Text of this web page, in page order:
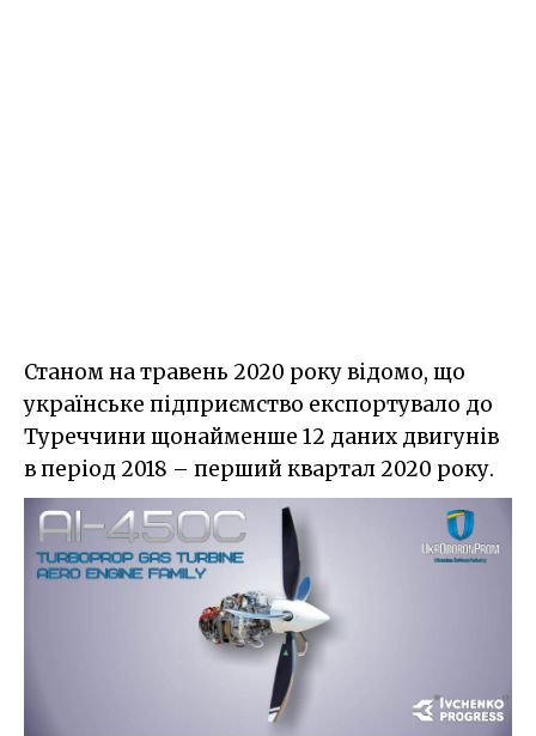
Станом на травень 2020 року відомо, що
українське підприємство експортувало до
Туреччини щонайменше 12 даних двигунів
в період 2018 – перший квартал 2020 року.